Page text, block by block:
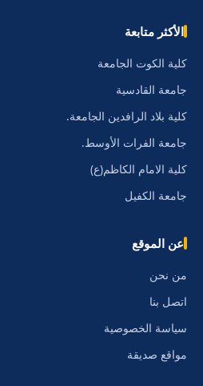
الأكثر متابعة
كلية الكوت الجامعة
جامعة القادسية
كلية بلاد الرافدين الجامعة.
جامعة الفرات الأوسط.
كلية الامام الكاظم(ع)
جامعة الكفيل
عن الموقع
من نحن
اتصل بنا
سياسة الخصوصية
مواقع صديقة